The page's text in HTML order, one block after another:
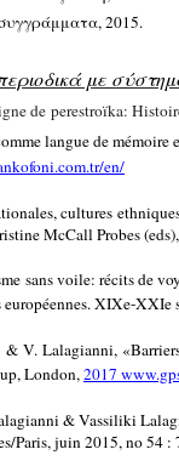
2015.
με
de perestroïka:
langue de mémoire
en/
cultures
McCall Probes
sans voile: récits de
européennes. XIXe-XXIe
& V. Lalagianni,
London,2017
& Vassiliki
Paris, juin 2015, no 54 :